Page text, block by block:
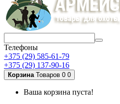
Телефоны
+375 (29) 585-61-79
+375 (29) 137-90-16
Корзина Товаров 0 0
Ваша корзина пуста!